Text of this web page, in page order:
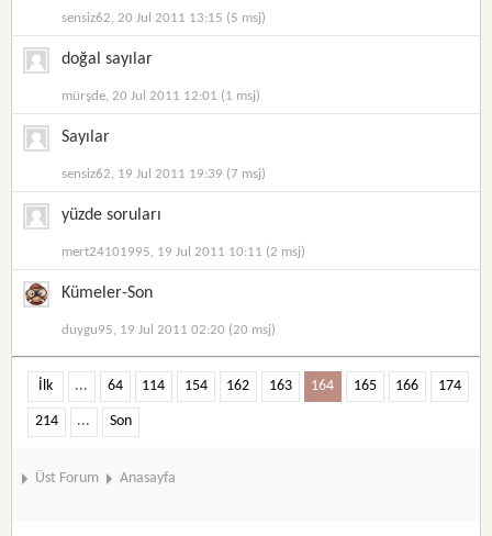
sensiz62, 20 Jul 2011 13:15 (5 msj)
doğal sayılar
mürşde, 20 Jul 2011 12:01 (1 msj)
Sayılar
sensiz62, 19 Jul 2011 19:39 (7 msj)
yüzde soruları
mert24101995, 19 Jul 2011 10:11 (2 msj)
Kümeler-Son
duygu95, 19 Jul 2011 02:20 (20 msj)
İlk ... 64 114 154 162 163 164 165 166 174
214 ... Son
Üst Forum Anasayfa